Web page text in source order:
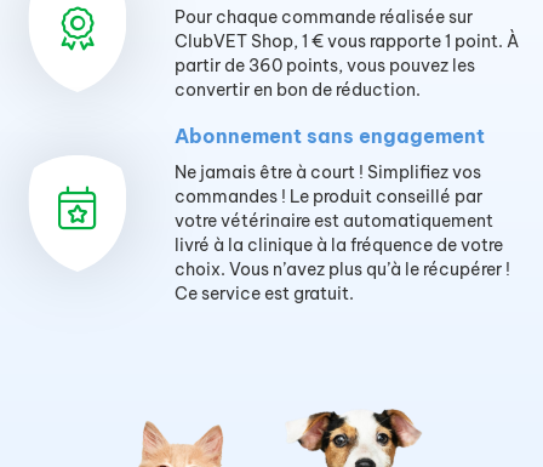
Pour chaque commande réalisée sur
ClubVET Shop, 1 € vous rapporte 1 point. À
partir de 360 points, vous pouvez les
convertir en bon de réduction.
Abonnement sans engagement
Ne jamais être à court ! Simplifiez vos
commandes ! Le produit conseillé par
votre vétérinaire est automatiquement
livré à la clinique à la fréquence de votre
choix. Vous n’avez plus qu’à le récupérer !
Ce service est gratuit.